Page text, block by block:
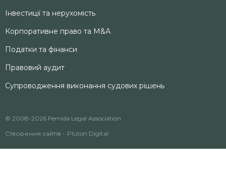
Інвестиції та нерухомість
Корпоративне право та M&А
Податки та фінанси
Правовий аудит
Супроводження виконання судових рішень
© 2008-2026 Femida Legal Association
Створення сайтів - Pluton Digital